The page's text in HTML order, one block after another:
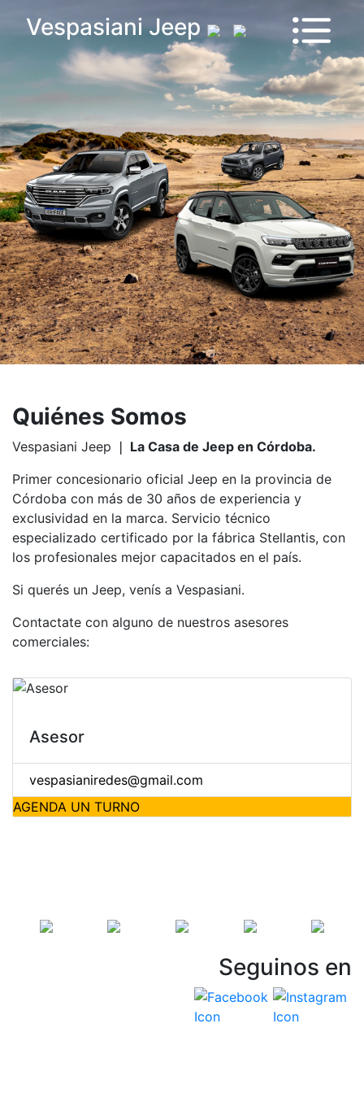
Vespasiani Jeep
Vehículos
Sucursales
Test
Drive
Ram
House
Quiénes Somos
Vespasiani Jeep ❘ La Casa de Jeep en Córdoba.
Primer concesionario oficial Jeep en la provincia de
Córdoba con más de 30 años de experiencia y
exclusividad en la marca. Servicio técnico
especializado certificado por la fábrica Stellantis, con
los profesionales mejor capacitados en el país.
Si querés un Jeep, venís a Vespasiani.
Contactate con alguno de nuestros asesores
comerciales:
Asesor
vespasianiredes@gmail.com
AGENDA UN TURNO
Seguinos en